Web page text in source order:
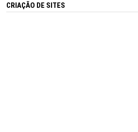
CRIAÇÃO DE SITES